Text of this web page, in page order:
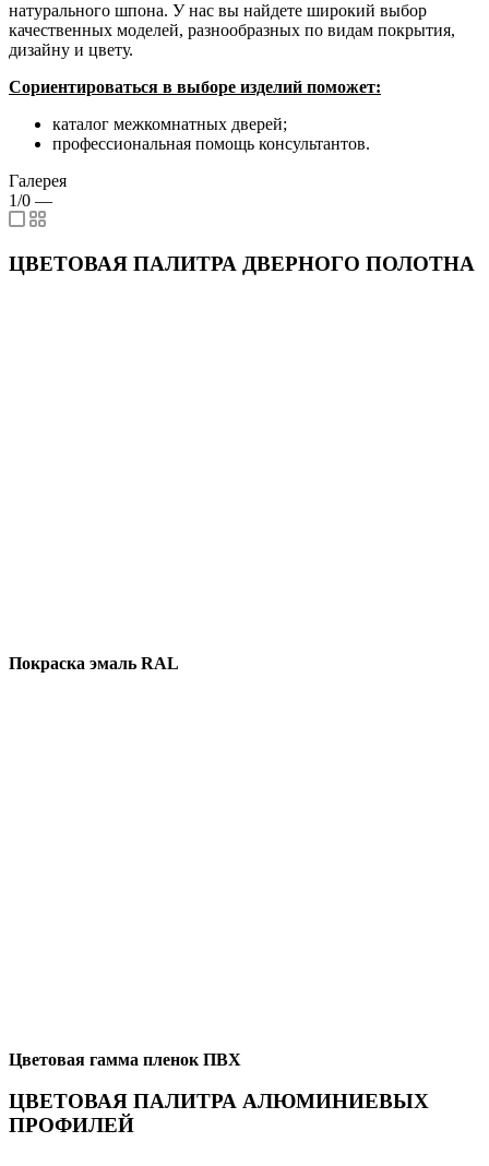
натурального шпона. У нас вы найдете широкий выбор
качественных моделей, разнообразных по видам покрытия,
дизайну и цвету.
Сориентироваться в выборе изделий поможет:
каталог межкомнатных дверей;
профессиональная помощь консультантов.
Галерея
1/0 —
ЦВЕТОВАЯ ПАЛИТРА ДВЕРНОГО ПОЛОТНА
Покраска эмаль RAL
Цветовая гамма пленок ПВХ
ЦВЕТОВАЯ ПАЛИТРА АЛЮМИНИЕВЫХ
ПРОФИЛЕЙ